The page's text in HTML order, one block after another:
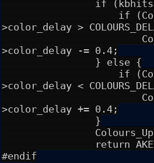
if
if
>color_delay >
>color_delay -= 0.4;
} else {
if
>color_delay <
>color_delay += 0.4;
}
return
#endif